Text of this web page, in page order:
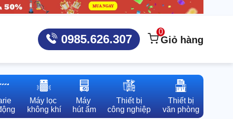
0985.626.307
0
Giỏ hàng
Máy lọc
không khí
Máy
hút ẩm
Thiết bị
công nghiệp
Thiết bị
văn phòng